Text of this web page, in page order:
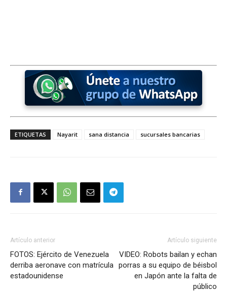
ETIQUETAS Nayarit sana distancia sucursales bancarias
Artículo anterior
FOTOS: Ejército de Venezuela
derriba aeronave con matrícula
estadounidense
Artículo siguiente
VIDEO: Robots bailan y echan
porras a su equipo de béisbol
en Japón ante la falta de
público